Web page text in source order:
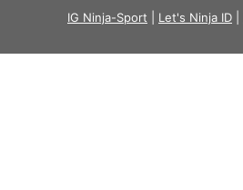
IG Ninja-Sport Let's Ninja ID